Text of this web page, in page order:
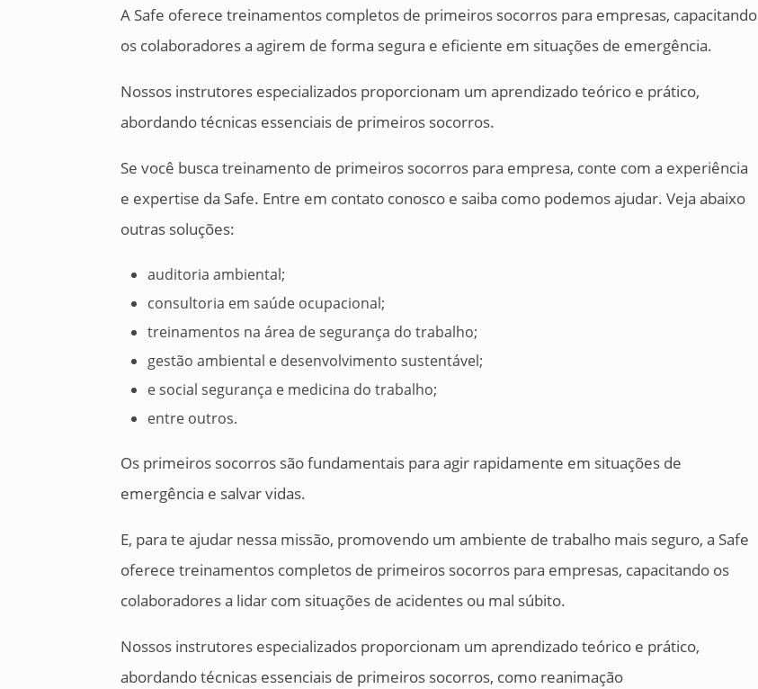
A Safe oferece treinamentos completos de primeiros socorros para empresas, capacitando
os colaboradores a agirem de forma segura e eficiente em situações de emergência.
Nossos instrutores especializados proporcionam um aprendizado teórico e prático,
abordando técnicas essenciais de primeiros socorros.
Se você busca treinamento de primeiros socorros para empresa, conte com a experiência
e expertise da Safe. Entre em contato conosco e saiba como podemos ajudar. Veja abaixo
outras soluções:
auditoria ambiental;
consultoria em saúde ocupacional;
treinamentos na área de segurança do trabalho;
gestão ambiental e desenvolvimento sustentável;
e social segurança e medicina do trabalho;
entre outros.
Os primeiros socorros são fundamentais para agir rapidamente em situações de
emergência e salvar vidas.
E, para te ajudar nessa missão, promovendo um ambiente de trabalho mais seguro, a Safe
oferece treinamentos completos de primeiros socorros para empresas, capacitando os
colaboradores a lidar com situações de acidentes ou mal súbito.
Nossos instrutores especializados proporcionam um aprendizado teórico e prático,
abordando técnicas essenciais de primeiros socorros, como reanimação